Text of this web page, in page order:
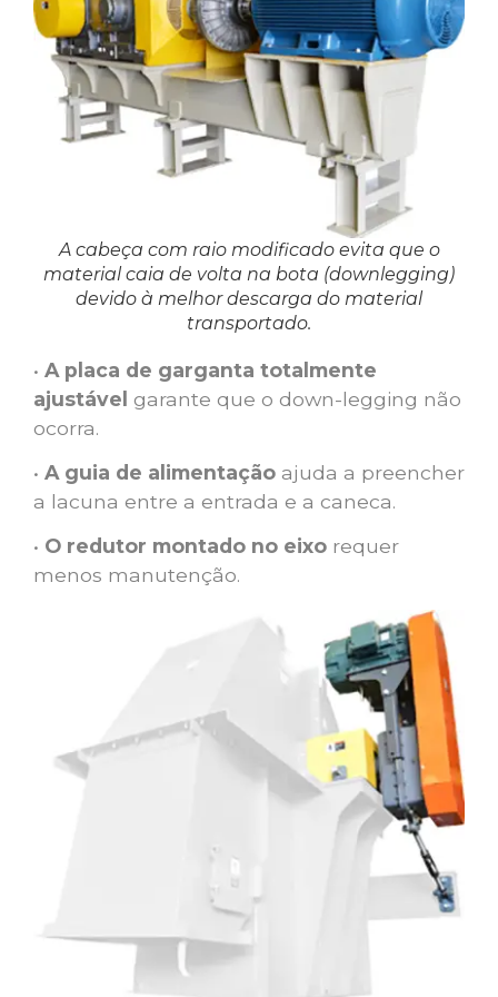
A cabeça com raio modificado evita que o
material caia de volta na bota (downlegging)
devido à melhor descarga do material
transportado.
• A placa de garganta totalmente
ajustável garante que o down-legging não
ocorra.
• A guia de alimentação ajuda a preencher
a lacuna entre a entrada e a caneca.
• O redutor montado no eixo requer
menos manutenção.